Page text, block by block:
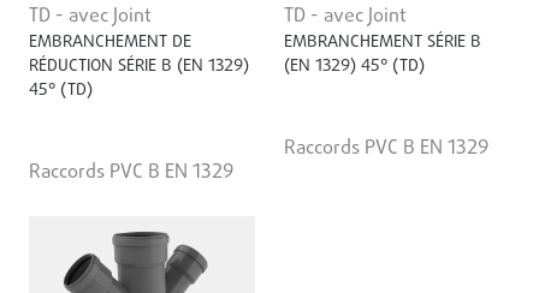
TD - avec Joint
EMBRANCHEMENT DE
RÉDUCTION SÉRIE B (EN 1329)
45° (TD)
Raccords PVC B EN 1329
TD - avec Joint
EMBRANCHEMENT SÉRIE B
(EN 1329) 45° (TD)
Raccords PVC B EN 1329